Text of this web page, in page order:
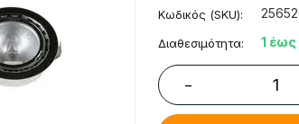
Κωδικός (SKU):
Διαθεσιμότητα: 1 έως
−